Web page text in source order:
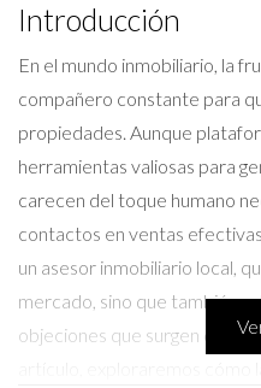
Introducción
En el mundo inmobiliario, la
compañero constante para
propiedades. Aunque
herramientas valiosas para
carecen del toque humano
contactos en ventas
un asesor inmobiliario local,
mercado, sino que también
objeciones que surgen